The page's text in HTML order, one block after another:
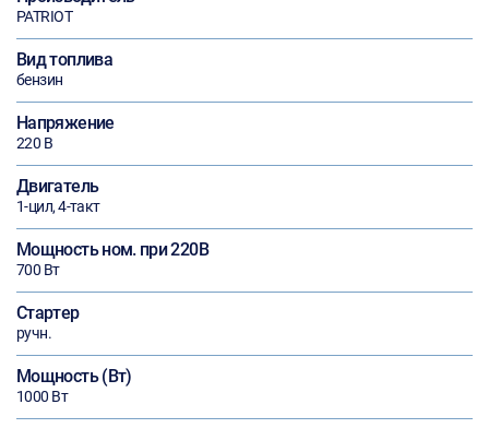
PATRIOT
Вид топлива
бензин
Напряжение
220 В
Двигатель
1-цил, 4-такт
Мощность ном. при 220В
700 Вт
Стартер
ручн.
Мощность (Вт)
1000 Вт